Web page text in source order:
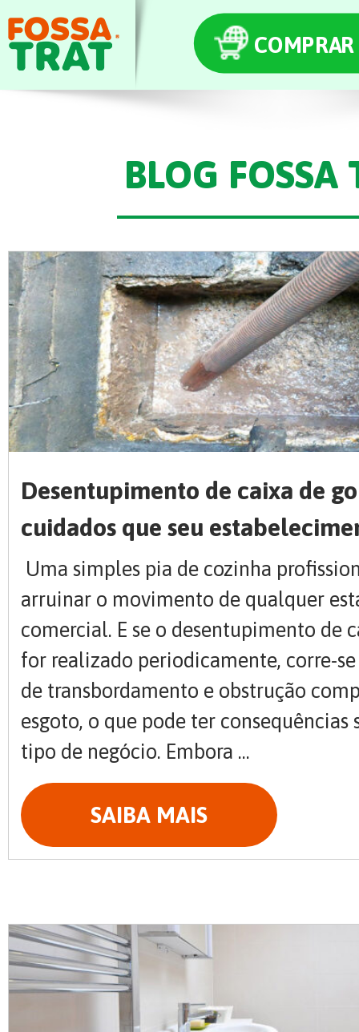
BLOG FOSSA
Desentupimento de caixa de
cuidados que seu
Uma simples pia de cozinha
arruinar o movimento de qualquer
comercial. E se o desentupimento de
for realizado periodicamente, corre-
de transbordamento e obstrução
esgoto, o que pode ter consequências
tipo de negócio. Embora ...
SAIBA MAIS